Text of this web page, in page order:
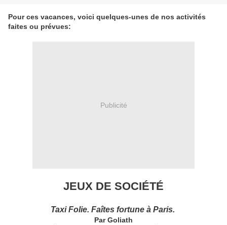
Pour ces vacances, voici quelques-unes de nos activités
faites ou prévues:
Publicité
JEUX DE SOCIÉTÉ
Taxi Folie. Faîtes fortune à Paris.
Par Goliath